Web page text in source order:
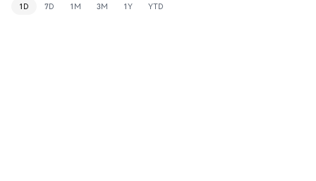
1D 7D 1M 3M 1Y YTD